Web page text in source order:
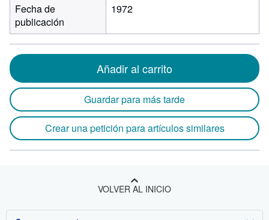
Fecha de
publicación
1972
Añadir al carrito
Guardar para más tarde
Crear una petición para artículos similares
VOLVER AL INICIO